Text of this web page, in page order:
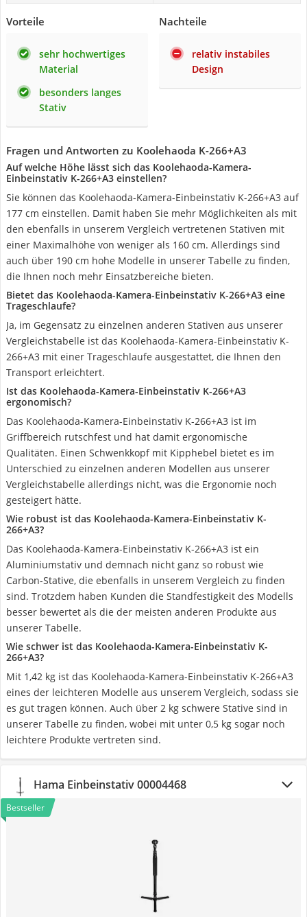
Vorteile
sehr hochwertiges
Material
besonders langes
Stativ
Nachteile
relativ instabiles
Design
Fragen und Antworten zu Koolehaoda K-266+A3
Auf welche Höhe lässt sich das Koolehaoda-Kamera-
Einbeinstativ K-266+A3 einstellen?
Sie können das Koolehaoda-Kamera-Einbeinstativ K-266+A3 auf
177 cm einstellen. Damit haben Sie mehr Möglichkeiten als mit
den ebenfalls in unserem Vergleich vertretenen Stativen mit
einer Maximalhöhe von weniger als 160 cm. Allerdings sind
auch über 190 cm hohe Modelle in unserer Tabelle zu finden,
die Ihnen noch mehr Einsatzbereiche bieten.
Bietet das Koolehaoda-Kamera-Einbeinstativ K-266+A3 eine
Trageschlaufe?
Ja, im Gegensatz zu einzelnen anderen Stativen aus unserer
Vergleichstabelle ist das Koolehaoda-Kamera-Einbeinstativ K-
266+A3 mit einer Trageschlaufe ausgestattet, die Ihnen den
Transport erleichtert.
Ist das Koolehaoda-Kamera-Einbeinstativ K-266+A3
ergonomisch?
Das Koolehaoda-Kamera-Einbeinstativ K-266+A3 ist im
Griffbereich rutschfest und hat damit ergonomische
Qualitäten. Einen Schwenkkopf mit Kipphebel bietet es im
Unterschied zu einzelnen anderen Modellen aus unserer
Vergleichstabelle allerdings nicht, was die Ergonomie noch
gesteigert hätte.
Wie robust ist das Koolehaoda-Kamera-Einbeinstativ K-
266+A3?
Das Koolehaoda-Kamera-Einbeinstativ K-266+A3 ist ein
Aluminiumstativ und demnach nicht ganz so robust wie
Carbon-Stative, die ebenfalls in unserem Vergleich zu finden
sind. Trotzdem haben Kunden die Standfestigkeit des Modells
besser bewertet als die der meisten anderen Produkte aus
unserer Tabelle.
Wie schwer ist das Koolehaoda-Kamera-Einbeinstativ K-
266+A3?
Mit 1,42 kg ist das Koolehaoda-Kamera-Einbeinstativ K-266+A3
eines der leichteren Modelle aus unserem Vergleich, sodass sie
es gut tragen können. Auch über 2 kg schwere Stative sind in
unserer Tabelle zu finden, wobei mit unter 0,5 kg sogar noch
leichtere Produkte vertreten sind.
Hama Einbeinstativ 00004468
Bestseller